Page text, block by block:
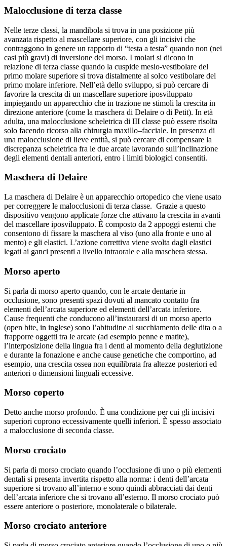
Malocclusione di terza classe
Nelle terze classi, la mandibola si trova in una posizione più
avanzata rispetto al mascellare superiore, con gli incisivi che
contraggono in genere un rapporto di “testa a testa” quando non (nei
casi più gravi) di inversione del morso. I molari si dicono in
relazione di terza classe quando la cuspide mesio-vestibolare del
primo molare superiore si trova distalmente al solco vestibolare del
primo molare inferiore. Nell’età dello sviluppo, si può cercare di
favorire la crescita di un mascellare superiore iposviluppato
impiegando un apparecchio che in trazione ne stimoli la crescita in
direzione anteriore (come la maschera di Delaire o di Petit). In età
adulta, una malocclusione scheletrica di III classe può essere risolta
solo facendo ricorso alla chirurgia maxillo–facciale. In presenza di
una malocclusione di lieve entità, si può cercare di compensare la
discrepanza scheletrica fra le due arcate lavorando sull’inclinazione
degli elementi dentali anteriori, entro i limiti biologici consentiti.
Maschera di Delaire
La maschera di Delaire è un apparecchio ortopedico che viene usato
per correggere le malocclusioni di terza classe. Grazie a questo
dispositivo vengono applicate forze che attivano la crescita in avanti
del mascellare iposviluppato. È composto da 2 appoggi esterni che
consentono di fissare la maschera al viso (uno alla fronte e uno al
mento) e gli elastici. L’azione correttiva viene svolta dagli elastici
legati ai ganci presenti a livello intraorale e alla maschera stessa.
Morso aperto
Si parla di morso aperto quando, con le arcate dentarie in
occlusione, sono presenti spazi dovuti al mancato contatto fra
elementi dell’arcata superiore ed elementi dell’arcata inferiore.
Cause frequenti che conducono all’instaurarsi di un morso aperto
(open bite, in inglese) sono l’abitudine al succhiamento delle dita o a
frapporre oggetti tra le arcate (ad esempio penne e matite),
l’interposizione della lingua fra i denti al momento della deglutizione
e durante la fonazione e anche cause genetiche che comportino, ad
esempio, una crescita ossea non equilibrata fra altezze posteriori ed
anteriori o dimensioni linguali eccessive.
Morso coperto
Detto anche morso profondo. È una condizione per cui gli incisivi
superiori coprono eccessivamente quelli inferiori. È spesso associato
a malocclusione di seconda classe.
Morso crociato
Si parla di morso crociato quando l’occlusione di uno o più elementi
dentali si presenta invertita rispetto alla norma: i denti dell’arcata
superiore si trovano all’interno e sono quindi abbracciati dai denti
dell’arcata inferiore che si trovano all’esterno. Il morso crociato può
essere anteriore o posteriore, monolaterale o bilaterale.
Morso crociato anteriore